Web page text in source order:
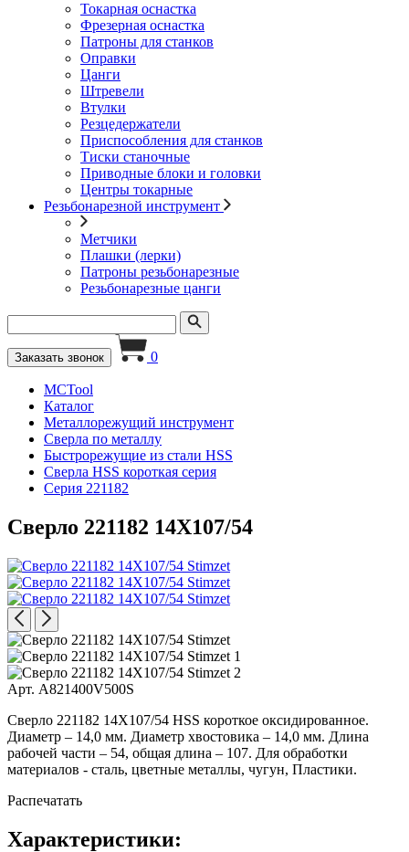
Токарная оснастка
Фрезерная оснастка
Патроны для станков
Оправки
Цанги
Штревели
Втулки
Резцедержатели
Приспособления для станков
Тиски станочные
Приводные блоки и головки
Центры токарные
Резьбонарезной инструмент
Метчики
Плашки (лерки)
Патроны резьбонарезные
Резьбонарезные цанги
Заказать звонок 0
MCTool
Каталог
Металлорежущий инструмент
Сверла по металлу
Быстрорежущие из стали HSS
Сверла HSS короткая серия
Серия 221182
Сверло 221182 14X107/54
Арт. A821400V500S
Сверло 221182 14X107/54 HSS короткое оксидированное.
Диаметр – 14,0 мм. Диаметр хвостовика – 14,0 мм. Длина
рабочей части – 54, общая длина – 107. Для обработки
материалов - сталь, цветные металлы, чугун, Пластики.
Распечатать
Характеристики: